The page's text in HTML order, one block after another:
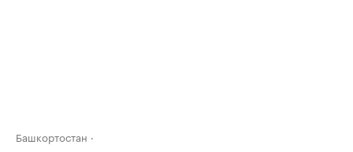
Башкортостан